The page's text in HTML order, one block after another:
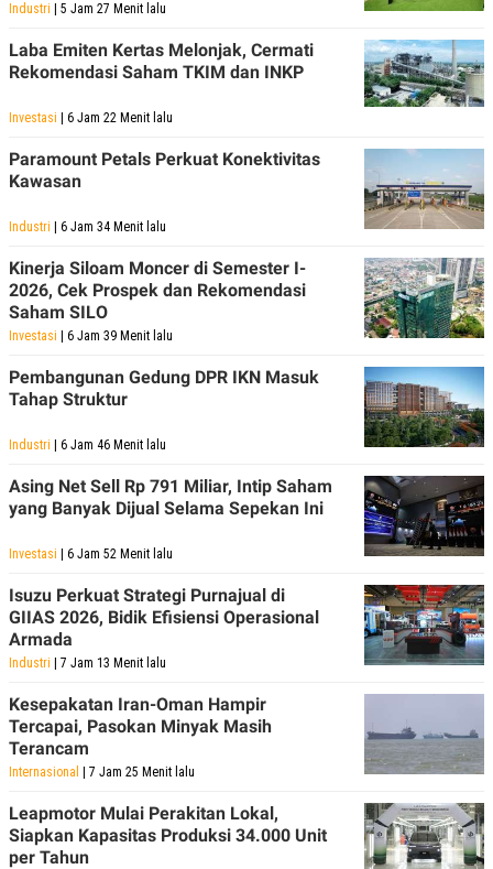
Industri | 5 Jam 27 Menit lalu
Laba Emiten Kertas Melonjak, Cermati
Rekomendasi Saham TKIM dan INKP
Investasi | 6 Jam 22 Menit lalu
Paramount Petals Perkuat Konektivitas
Kawasan
Industri | 6 Jam 34 Menit lalu
Kinerja Siloam Moncer di Semester I-
2026, Cek Prospek dan Rekomendasi
Saham SILO
Investasi | 6 Jam 39 Menit lalu
Pembangunan Gedung DPR IKN Masuk
Tahap Struktur
Industri | 6 Jam 46 Menit lalu
Asing Net Sell Rp 791 Miliar, Intip Saham
yang Banyak Dijual Selama Sepekan Ini
Investasi | 6 Jam 52 Menit lalu
Isuzu Perkuat Strategi Purnajual di
GIIAS 2026, Bidik Efisiensi Operasional
Armada
Industri | 7 Jam 13 Menit lalu
Kesepakatan Iran-Oman Hampir
Tercapai, Pasokan Minyak Masih
Terancam
Internasional | 7 Jam 25 Menit lalu
Leapmotor Mulai Perakitan Lokal,
Siapkan Kapasitas Produksi 34.000 Unit
per Tahun